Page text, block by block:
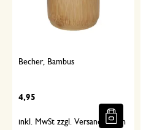
Becher, Bambus
4,95
inkl. MwSt zzgl. Versandkosten